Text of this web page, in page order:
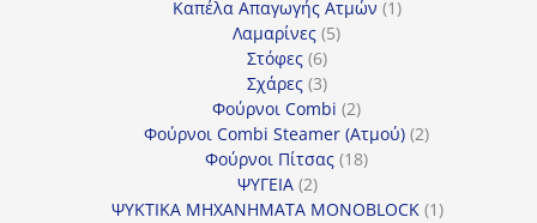
προϊόντα
Καπέλα Απαγωγής Ατμών 11
Λαμαρίνες 55
Στόφες 66
προϊόντα
Σχάρες 33
προϊόντα
Φούρνοι Combi 22
προϊόντα
Φούρνοι Combi Steamer (Ατμού) 22
Φούρνοι Πίτσας 1818
ΨΥΓΕΙΑ 22
προϊόντα
ΨΥΚΤΙΚΑ ΜΗΧΑΝΗΜΑΤΑ MONOBLOCK 11